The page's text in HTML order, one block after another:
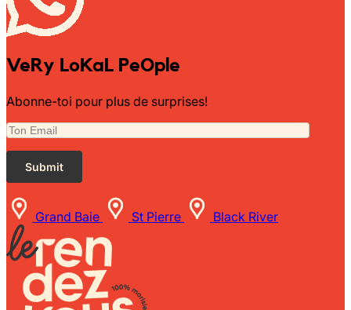
VeRy LoKaL PeOple
Abonne-toi pour plus de surprises!
Grand Baie St Pierre Black River
ZOLA by Estelle
Les Inédites